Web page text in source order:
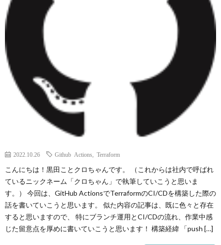
2022.10.26 Github Actions Terraform
こんにちは！黒田ことクロちゃんです。 （これからは社内で呼ばれ
ているニックネーム「クロちゃん」で執筆していこうと思いま
す。） 今回は、GitHub ActionsでTerraformのCI/CDを構築した際の
話を書いていこうと思います。 似た内容の記事は、既に色々と存在
すると思いますので、 特にブランチ運用とCI/CDの流れ、作業中感
じた留意点を厚めに書いていこうと思います！ 構築経緯 「push […]